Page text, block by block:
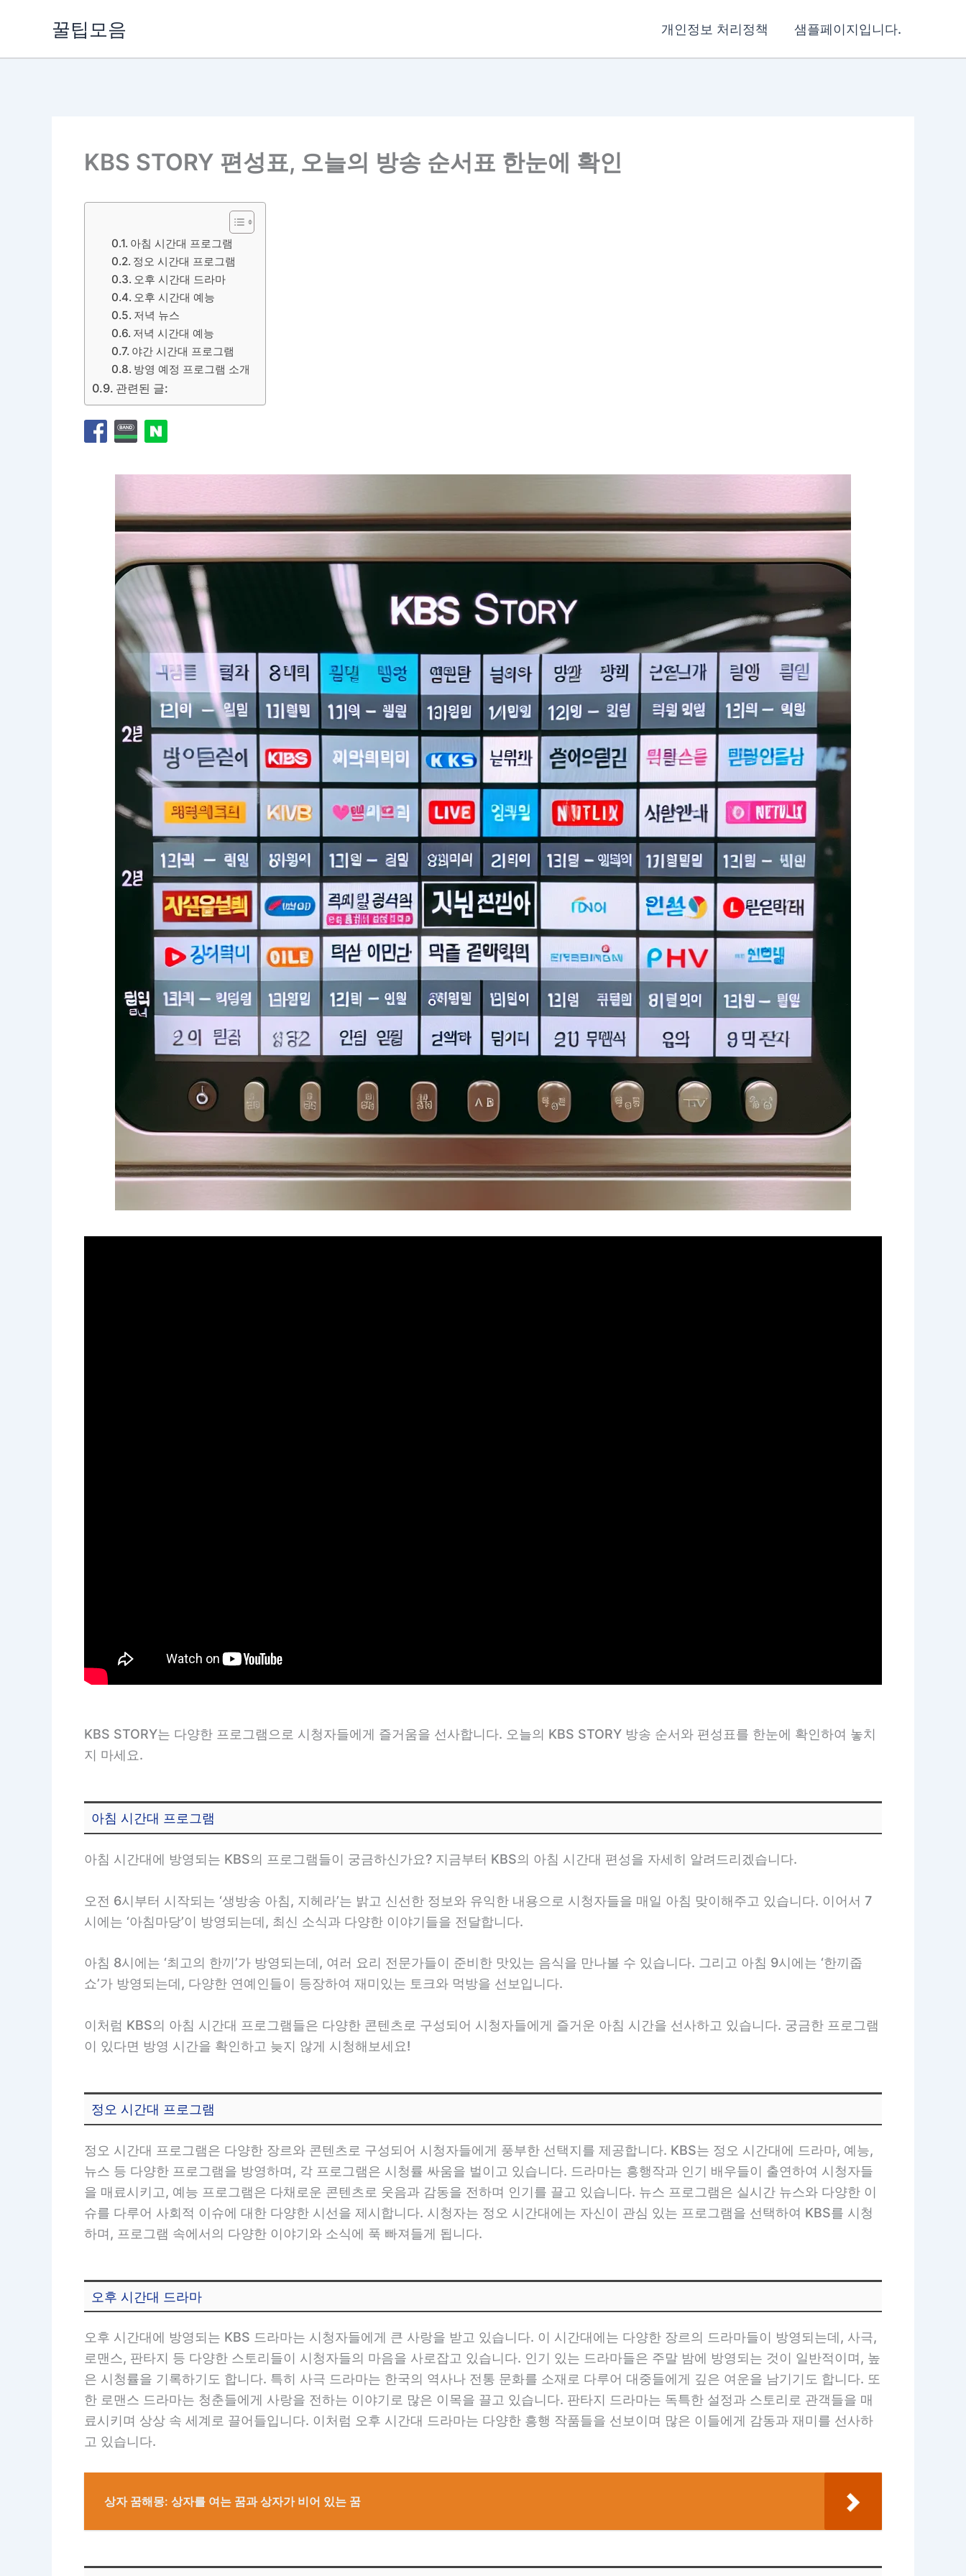
꿀팁모음 개인정보 처리정책 샘플페이지입니다.
KBS STORY 편성표, 오늘의 방송 순서표 한눈에 확인
아침 시간대 프로그램
정오 시간대 프로그램
오후 시간대 드라마
오후 시간대 예능
저녁 뉴스
저녁 시간대 예능
야간 시간대 프로그램
방영 예정 프로그램 소개
관련된 글:
KBS STORY는 다양한 프로그램으로 시청자들에게 즐거움을 선사합니다. 오늘의 KBS STORY 방송 순서와 편성표를 한눈에 확인하여 놓치
지 마세요.
아침 시간대 프로그램
아침 시간대에 방영되는 KBS의 프로그램들이 궁금하신가요? 지금부터 KBS의 아침 시간대 편성을 자세히 알려드리겠습니다.
오전 6시부터 시작되는 ‘생방송 아침, 지헤라’는 밝고 신선한 정보와 유익한 내용으로 시청자들을 매일 아침 맞이해주고 있습니다. 이어서 7
시에는 ‘아침마당’이 방영되는데, 최신 소식과 다양한 이야기들을 전달합니다.
아침 8시에는 ‘최고의 한끼’가 방영되는데, 여러 요리 전문가들이 준비한 맛있는 음식을 만나볼 수 있습니다. 그리고 아침 9시에는 ‘한끼줍
쇼’가 방영되는데, 다양한 연예인들이 등장하여 재미있는 토크와 먹방을 선보입니다.
이처럼 KBS의 아침 시간대 프로그램들은 다양한 콘텐츠로 구성되어 시청자들에게 즐거운 아침 시간을 선사하고 있습니다. 궁금한 프로그램
이 있다면 방영 시간을 확인하고 늦지 않게 시청해보세요!
정오 시간대 프로그램
정오 시간대 프로그램은 다양한 장르와 콘텐츠로 구성되어 시청자들에게 풍부한 선택지를 제공합니다. KBS는 정오 시간대에 드라마, 예능,
뉴스 등 다양한 프로그램을 방영하며, 각 프로그램은 시청률 싸움을 벌이고 있습니다. 드라마는 흥행작과 인기 배우들이 출연하여 시청자들
을 매료시키고, 예능 프로그램은 다채로운 콘텐츠로 웃음과 감동을 전하며 인기를 끌고 있습니다. 뉴스 프로그램은 실시간 뉴스와 다양한 이
슈를 다루어 사회적 이슈에 대한 다양한 시선을 제시합니다. 시청자는 정오 시간대에는 자신이 관심 있는 프로그램을 선택하여 KBS를 시청
하며, 프로그램 속에서의 다양한 이야기와 소식에 푹 빠져들게 됩니다.
오후 시간대 드라마
오후 시간대에 방영되는 KBS 드라마는 시청자들에게 큰 사랑을 받고 있습니다. 이 시간대에는 다양한 장르의 드라마들이 방영되는데, 사극,
로맨스, 판타지 등 다양한 스토리들이 시청자들의 마음을 사로잡고 있습니다. 인기 있는 드라마들은 주말 밤에 방영되는 것이 일반적이며, 높
은 시청률을 기록하기도 합니다. 특히 사극 드라마는 한국의 역사나 전통 문화를 소재로 다루어 대중들에게 깊은 여운을 남기기도 합니다. 또
한 로맨스 드라마는 청춘들에게 사랑을 전하는 이야기로 많은 이목을 끌고 있습니다. 판타지 드라마는 독특한 설정과 스토리로 관객들을 매
료시키며 상상 속 세계로 끌어들입니다. 이처럼 오후 시간대 드라마는 다양한 흥행 작품들을 선보이며 많은 이들에게 감동과 재미를 선사하
고 있습니다.
상자 꿈해몽: 상자를 여는 꿈과 상자가 비어 있는 꿈